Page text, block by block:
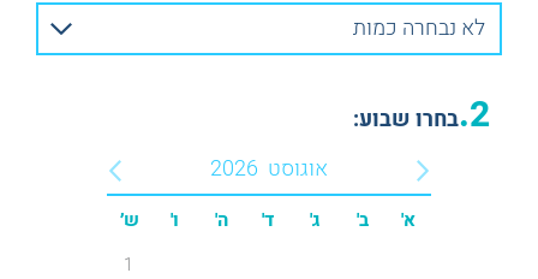
לא נבחרה כמות
2. בחרו שבוע:
אוגוסט 2026
א' ב' ג' ד' ה' ו' ש׳
1